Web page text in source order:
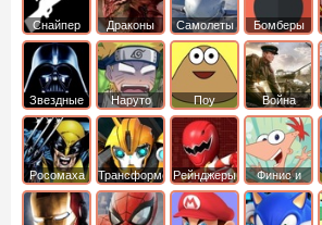
Снайпер Драконы Самолеты Бомберы
Звездные
войны
Наруто Поу Война
Росомаха ТрансформерыРейнджеры
Самураи
Финис и
Ферб